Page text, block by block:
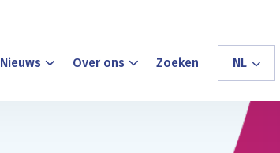
Nieuws Over ons Zoeken NL